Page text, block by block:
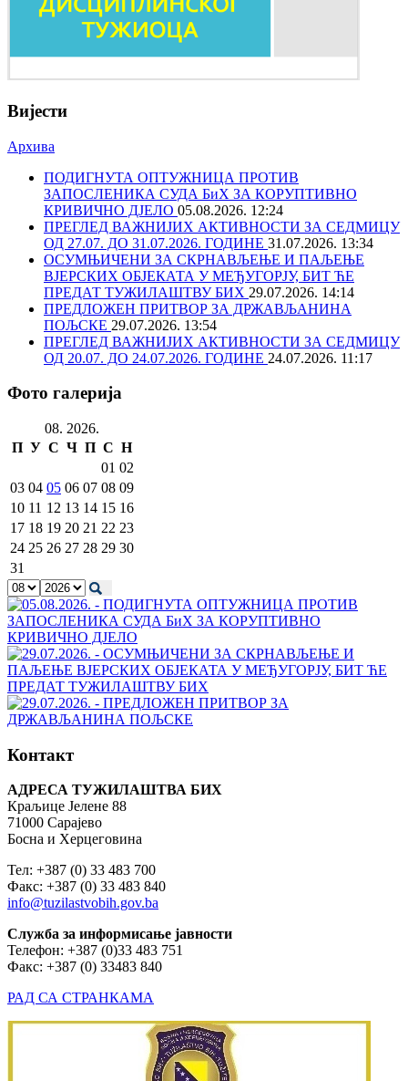
Вијести
Архива
ПОДИГНУТА ОПТУЖНИЦА ПРОТИВ
ЗАПОСЛЕНИКА СУДА БиХ ЗА КОРУПТИВНО
КРИВИЧНО ДЈЕЛО 05.08.2026. 12:24
ПРЕГЛЕД ВАЖНИЈИХ АКТИВНОСТИ ЗА СЕДМИЦУ
ОД 27.07. ДО 31.07.2026. ГОДИНЕ 31.07.2026. 13:34
ОСУМЊИЧЕНИ ЗА СКРНАВЉЕЊЕ И ПАЉЕЊЕ
ВЈЕРСКИХ ОБЈЕКАТА У МЕЂУГОРЈУ, БИТ ЋЕ
ПРЕДАТ ТУЖИЛАШТВУ БИХ 29.07.2026. 14:14
ПРЕДЛОЖЕН ПРИТВОР ЗА ДРЖАВЉАНИНА
ПОЉСКЕ 29.07.2026. 13:54
ПРЕГЛЕД ВАЖНИЈИХ АКТИВНОСТИ ЗА СЕДМИЦУ
ОД 20.07. ДО 24.07.2026. ГОДИНЕ 24.07.2026. 11:17
Фото галерија
08. 2026.
П У С Ч П С Н
01 02
03 04 05 06 07 08 09
10 11 12 13 14 15 16
17 18 19 20 21 22 23
24 25 26 27 28 29 30
31
Контакт
АДРЕСА ТУЖИЛАШТВА БИХ
Краљице Јелене 88
71000 Сарајево
Босна и Херцеговина
Тел: +387 (0) 33 483 700
Факс: +387 (0) 33 483 840
info@tuzilastvobih.gov.ba
Служба за информисање јавности
Телефон: +387 (0)33 483 751
Факс: +387 (0) 33483 840
РАД СА СТРАНКАМА